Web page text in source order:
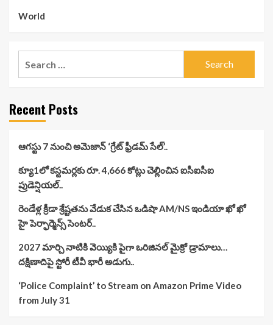
World
Recent Posts
ఆగస్టు 7 నుంచి అమెజాన్ ‘గ్రేట్ ఫ్రీడమ్ సేల్’..
క్యూ1లో కస్టమర్లకు రూ. 4,666 కోట్లు చెల్లించిన ఐసీఐసీఐ
ప్రుడెన్షియల్..
రెండేళ్ల క్రీడా శ్రేష్టతను వేడుక చేసిన ఒడిషా AM/NS ఇండియా ఖో ఖో
హై పెర్ఫార్మెన్స్ సెంటర్..
2027 మార్చి నాటికి వెయ్యికి పైగా ఒరిజినల్ మైక్రో డ్రామాలు…
దక్షిణాదిపై స్టోరీ టీవీ భారీ అడుగు..
‘Police Complaint’ to Stream on Amazon Prime Video
from July 31